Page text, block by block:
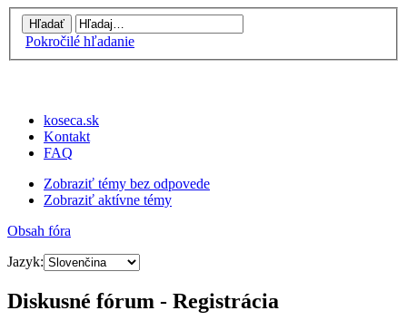
Pokročilé hľadanie
koseca.sk
Kontakt
FAQ
Zobraziť témy bez odpovede
Zobraziť aktívne témy
Obsah fóra
Jazyk:
Diskusné fórum - Registrácia